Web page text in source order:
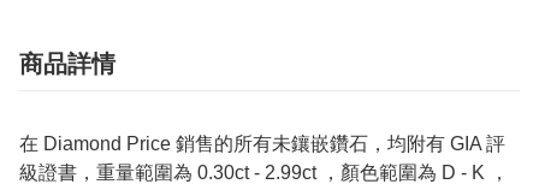
商品詳情
在 Diamond Price 銷售的所有未鑲嵌鑽石，均附有 GIA 評
級證書，重量範圍為 0.30ct - 2.99ct ，顏色範圍為 D - K ，